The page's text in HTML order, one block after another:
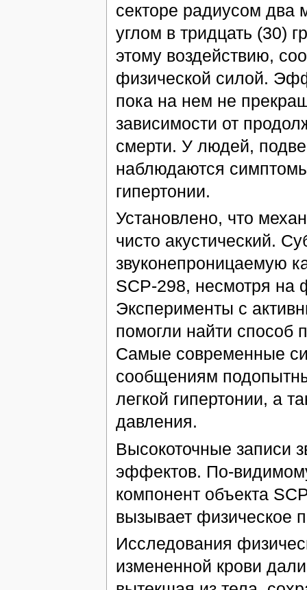
секторе радиусом два
углом в тридцать (30)
этому воздействию,
физической силой.
пока на нем не
зависимости от
смерти. У людей,
наблюдаются
гипертонии.
Установлено, что
чисто акустический.
звуконепроницаемую
SCP-298, несмотря на
Эксперименты с
помогли найти способ
Самые современные
сообщениям
легкой гипертонии, а
давления.
Высокоточные записи
эффектов. По-
компонент объекта
вызывает физическое
Исследования
измененной крови